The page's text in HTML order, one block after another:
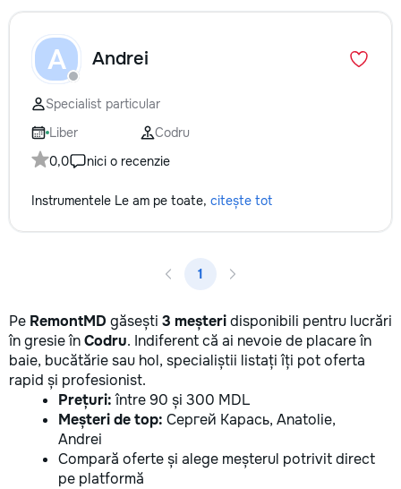
A Andrei
Specialist particular
Liber
Codru
0,0
nici o recenzie
Instrumentele Le am pe toate, citește tot
1
Pe RemontMD găsești 3 meșteridisponibili pentru lucrări
în gresie înCodru. Indiferent că ai nevoie de placare în
baie, bucătărie sau hol, specialiștii listați îți pot oferta
rapid și profesionist.
Prețuri:între 90 și 300 MDL
Meșteri de top: Сергей Карась, Anatolie,
Andrei
Compară oferte și alege meșterul potrivit direct
pe platformă